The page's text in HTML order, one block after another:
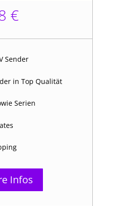
€
Sender
in Top Qualität
Serien
Infos